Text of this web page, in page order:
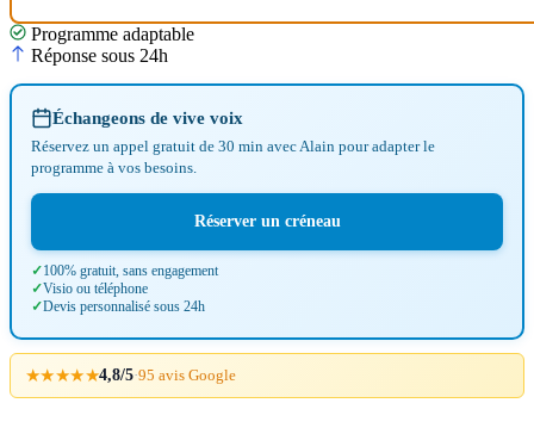
Programme adaptable
Réponse sous 24h
Échangeons de vive voix
Réservez un appel gratuit de 30 min avec Alain pour adapter le
programme à vos besoins.
Réserver un créneau
100% gratuit, sans engagement
Visio ou téléphone
Devis personnalisé sous 24h
★★★★★4,8/5·95 avis Google